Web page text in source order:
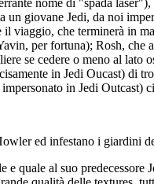
un giovane Jedi, da noi
viaggio, che terminerà in
per fortuna); Rosh,
se cedere o meno al
in Jedi Oucast) di
in Jedi Outcast)
ed infestano i giardini
e quale al suo